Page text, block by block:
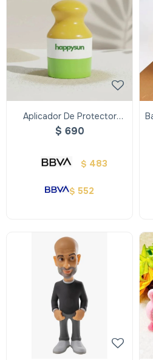
Aplicador De Protector
Solar - Happy Sun
$ 690
$ 483
$ 552